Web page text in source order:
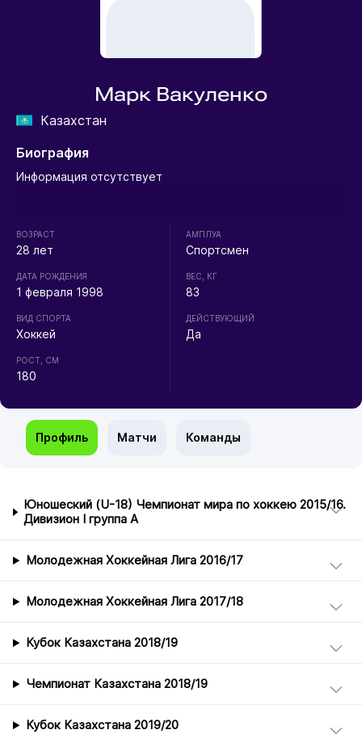
Марк Вакуленко
Казахстан
Биография
Информация отсутствует
ВОЗРАСТ
28 лет
ДАТА РОЖДЕНИЯ
1 февраля 1998
ВИД СПОРТА
Хоккей
РОСТ, СМ
180
АМПЛУА
Спортсмен
ВЕС, КГ
83
ДЕЙСТВУЮЩИЙ
Да
Профиль Матчи Команды
Юношеский (U-18) Чемпионат мира по хоккею 2015/16.
Дивизион I группа А
Молодежная Хоккейная Лига 2016/17
Молодежная Хоккейная Лига 2017/18
Кубок Казахстана 2018/19
Чемпионат Казахстана 2018/19
Кубок Казахстана 2019/20